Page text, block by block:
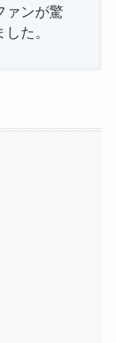
ァンが驚
た。